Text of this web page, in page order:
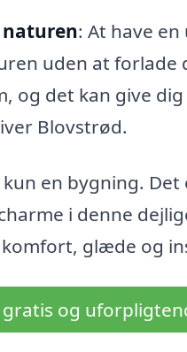
naturen: At have
uden at forlade
og det kan give
Blovstrød.
kun en bygning.
i denne
glæde og
og